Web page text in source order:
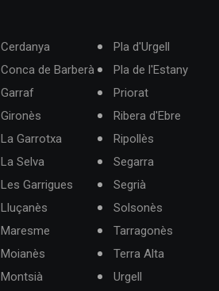
Cerdanya
Conca de Barberà
Garraf
Gironès
La Garrotxa
La Selva
Les Garrigues
Lluçanès
Maresme
Moianès
Montsià
Pla d'Urgell
Pla de l'Estany
Priorat
Ribera d'Ebre
Ripollès
Segarra
Segrià
Solsonès
Tarragonès
Terra Alta
Urgell